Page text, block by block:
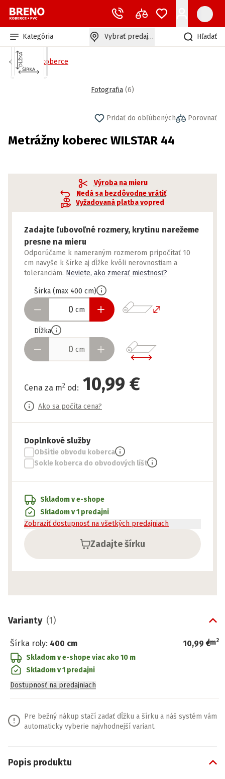
Kategória Vybrať predajňu Hľadať
Bytové koberce
Fotografia (6)
Pridať do obľúbených Porovnať
Metrážny koberec WILSTAR 44
Výroba na mieru
Nedá sa bezdôvodne vrátiť
Vyžadovaná platba vopred
Zadajte ľubovoľné rozmery, krytinu narežeme
presne na mieru
Odporúčame k nameraným rozmerom pripočítať 10
cm navyše k šírke aj dĺžke kvôli nerovnostiam a
toleranciám. Neviete, ako zmerať miestnosť?
Šírka (max 400 cm)
cm
Dĺžka
cm
Cena za m2 od: 10,99 €
Ako sa počíta cena?
Doplnkové služby
Obšitie obvodu koberca
Sokle koberca do obvodových líšt
Zadajte šírku
Skladom v e-shope
Skladom v 1 predajni
Zobraziť dostupnosť na všetkých predajniach
Varianty (1)
Šírka roly: 400 cm 10,99 €
/m2
Skladom v e-shopeviac ako 10 m
Skladom v 1 predajni
Dostupnosť na predajniach
Pre bežný nákup stačí zadať dĺžku a šírku a náš systém vám
automaticky vyberie najvhodnejší variant.
Popis produktu